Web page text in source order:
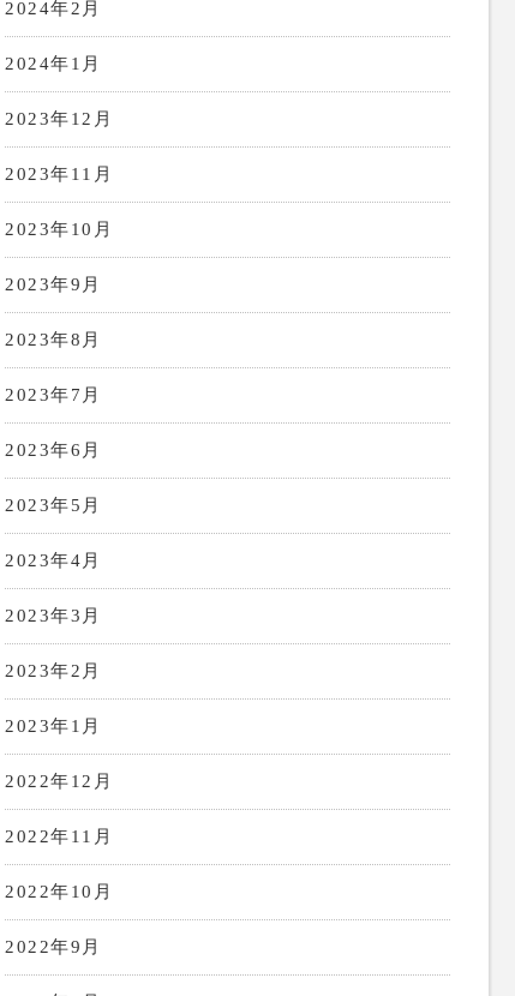
2024年2月
2024年1月
2023年12月
2023年11月
2023年10月
2023年9月
2023年8月
2023年7月
2023年6月
2023年5月
2023年4月
2023年3月
2023年2月
2023年1月
2022年12月
2022年11月
2022年10月
2022年9月